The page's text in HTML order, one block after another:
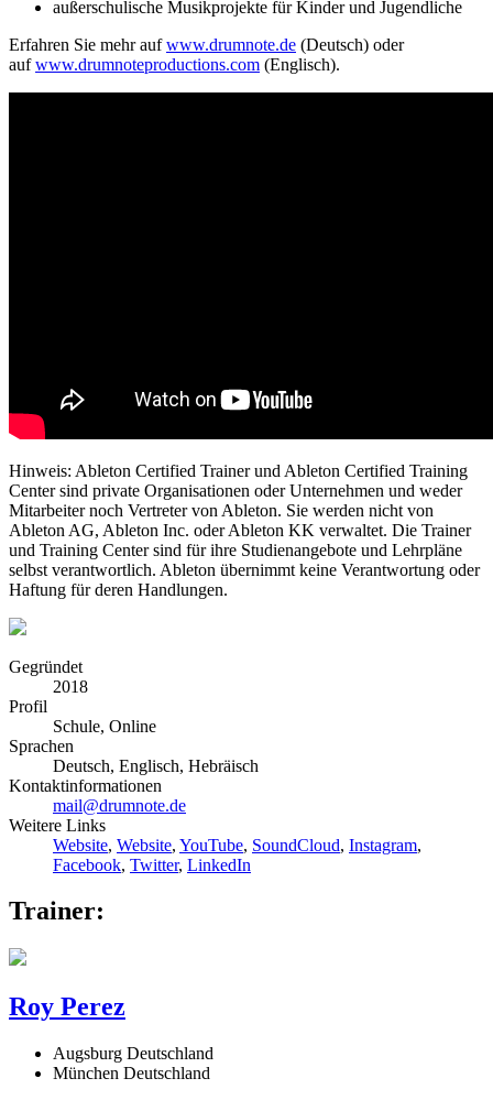
außerschulische Musikprojekte für Kinder und Jugendliche
Erfahren Sie mehr aufwww.drumnote.de (Deutsch) oder
aufwww.drumnoteproductions.com (Englisch).
Hinweis: Ableton Certified Trainer und Ableton Certified Training
Center sind private Organisationen oder Unternehmen und weder
Mitarbeiter noch Vertreter von Ableton. Sie werden nicht von
Ableton AG, Ableton Inc. oder Ableton KK verwaltet. Die Trainer
und Training Center sind für ihre Studienangebote und Lehrpläne
selbst verantwortlich. Ableton übernimmt keine Verantwortung oder
Haftung für deren Handlungen.
Gegründet
2018
Profil
Schule, Online
Sprachen
Deutsch, Englisch, Hebräisch
Kontaktinformationen
mail@drumnote.de
Weitere Links
Website, Website, YouTube, SoundCloud, Instagram,
Facebook, Twitter, LinkedIn
Trainer:
Roy Perez
Augsburg Deutschland
München Deutschland